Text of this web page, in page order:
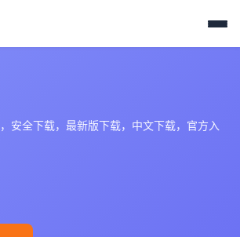
安全下载，最新版下载，中文下载，官方入